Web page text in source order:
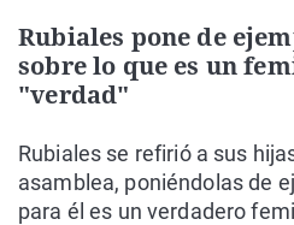
Rubiales pone de
sobre lo que es un
"verdad"
Rubiales se refirió a sus
asamblea, poniéndolas de
para él es un verdadero